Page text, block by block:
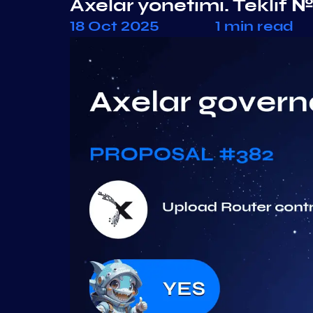
Axelar yönetimi. Teklif
18 Oct 2025 1 min read